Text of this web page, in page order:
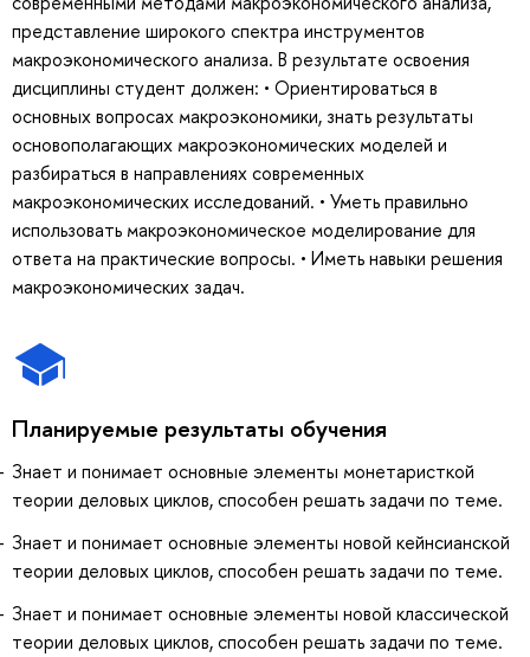
представление широкого спектра инструментов
макроэкономического анализа. В результате освоения
дисциплины студент должен: • Ориентироваться в
основных вопросах макроэкономики, знать результаты
основополагающих макроэкономических моделей и
разбираться в направлениях современных
макроэкономических исследований. • Уметь правильно
использовать макроэкономическое моделирование для
ответа на практические вопросы. • Иметь навыки решения
макроэкономических задач.
Планируемые результаты обучения
Знает и понимает основные элементы монетаристкой
теории деловых циклов, способен решать задачи по теме.
Знает и понимает основные элементы новой кейнсианской
теории деловых циклов, способен решать задачи по теме.
Знает и понимает основные элементы новой классической
теории деловых циклов, способен решать задачи по теме.